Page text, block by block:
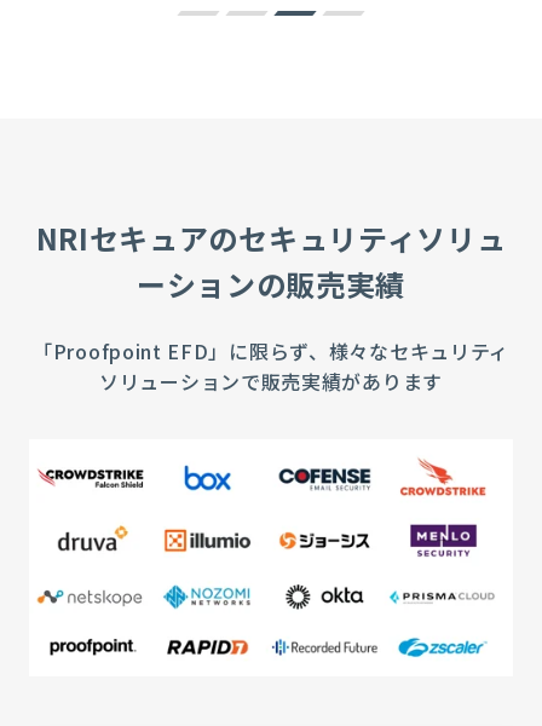
NRIセキュアのセキュリティソリュ
ーションの販売実績
「Proofpoint EFD」に限らず、様々なセキュリティ
ソリューションで販売実績があります